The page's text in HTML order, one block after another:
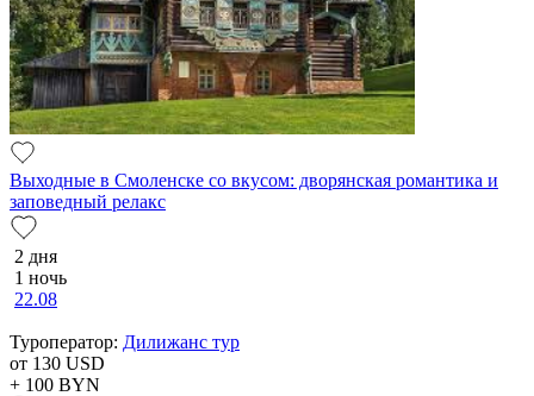
Выходные в Смоленске со вкусом: дворянская романтика и
заповедный релакс
2 дня
1 ночь
22.08
Туроператор: Дилижанс тур
от 130 USD
+ 100 BYN